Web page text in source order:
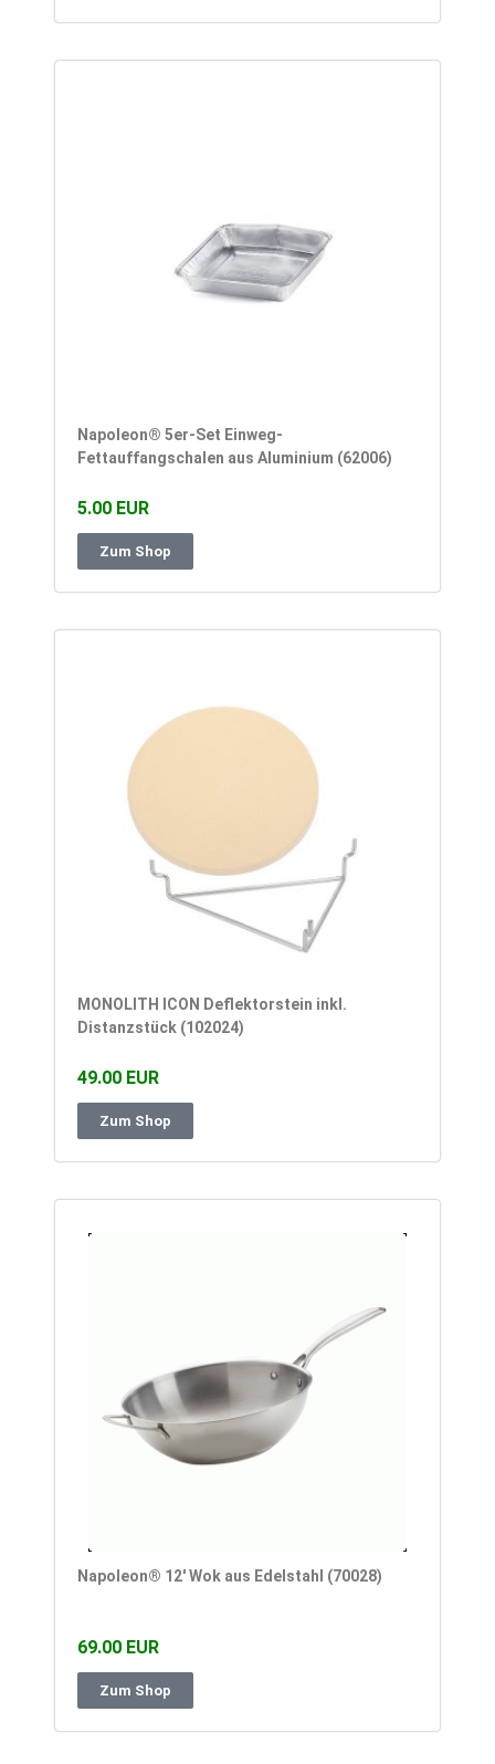
Napoleon® 5er-Set Einweg-
Fettauffangschalen aus Aluminium (62006)
5.00 EUR
Zum Shop
MONOLITH ICON Deflektorstein inkl.
Distanzstück (102024)
49.00 EUR
Zum Shop
Napoleon® 12′ Wok aus Edelstahl (70028)
69.00 EUR
Zum Shop